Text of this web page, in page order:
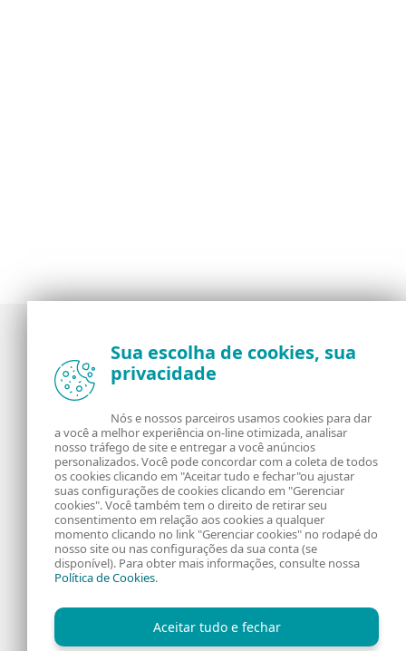
Notícias, opiniões e análises da comunidade de
segurança da ESET
Sobre o WeLiveSecurity RSS Feed
Fale Conosco Endereço
Informação Legal Política de Cookies
Política de Privacidade
Sua escolha de cookies, sua
privacidade
Nós e nossos parceiros usamos cookies para dar
a você a melhor experiência on-line otimizada, analisar
nosso tráfego de site e entregar a você anúncios
personalizados. Você pode concordar com a coleta de todos
os cookies clicando em "Aceitar tudo e fechar"ou ajustar
suas configurações de cookies clicando em "Gerenciar
cookies". Você também tem o direito de retirar seu
consentimento em relação aos cookies a qualquer
momento clicando no link "Gerenciar cookies" no rodapé do
nosso site ou nas configurações da sua conta (se
disponível). Para obter mais informações, consulte nossa
Política de Cookies.
Aceitar tudo e fechar